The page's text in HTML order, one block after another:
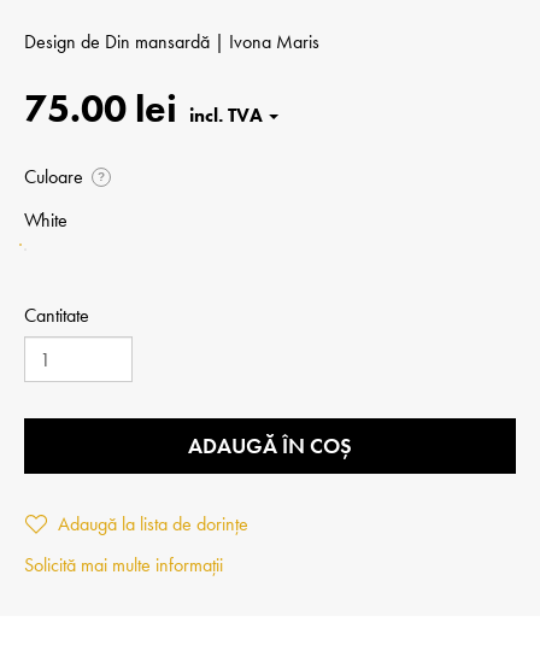
Design de Din mansardă | Ivona Maris
75.00 lei
Culoare ?
White
Cantitate
ADAUGĂ ÎN COȘ
Adaugă la lista de dorințe
Solicită mai multe informații